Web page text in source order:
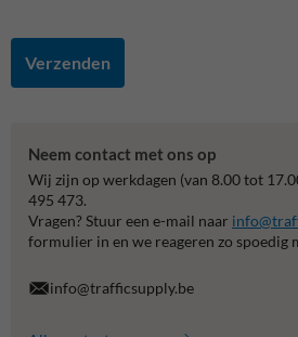
Verzenden
Neem contact met ons op
Wij zijn op werkdagen (van 8.00 tot
495 473.
Vragen? Stuur een e-mail naar
formulier in en we reageren zo spoedig
info@trafficsupply.be